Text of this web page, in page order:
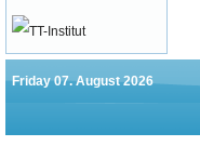
Friday 07. August 2026